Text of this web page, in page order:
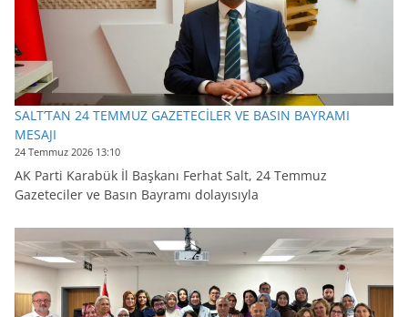
SALT’TAN 24 TEMMUZ GAZETECİLER VE BASIN BAYRAMI
MESAJI
24 Temmuz 2026 13:10
AK Parti Karabük İl Başkanı Ferhat Salt, 24 Temmuz
Gazeteciler ve Basın Bayramı dolayısıyla